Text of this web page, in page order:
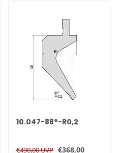
10.047-88°-R0,2
€490,00 UVP €368,00